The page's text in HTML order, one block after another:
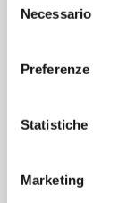
delNecessario
Preferenze
Statistiche
Marketing